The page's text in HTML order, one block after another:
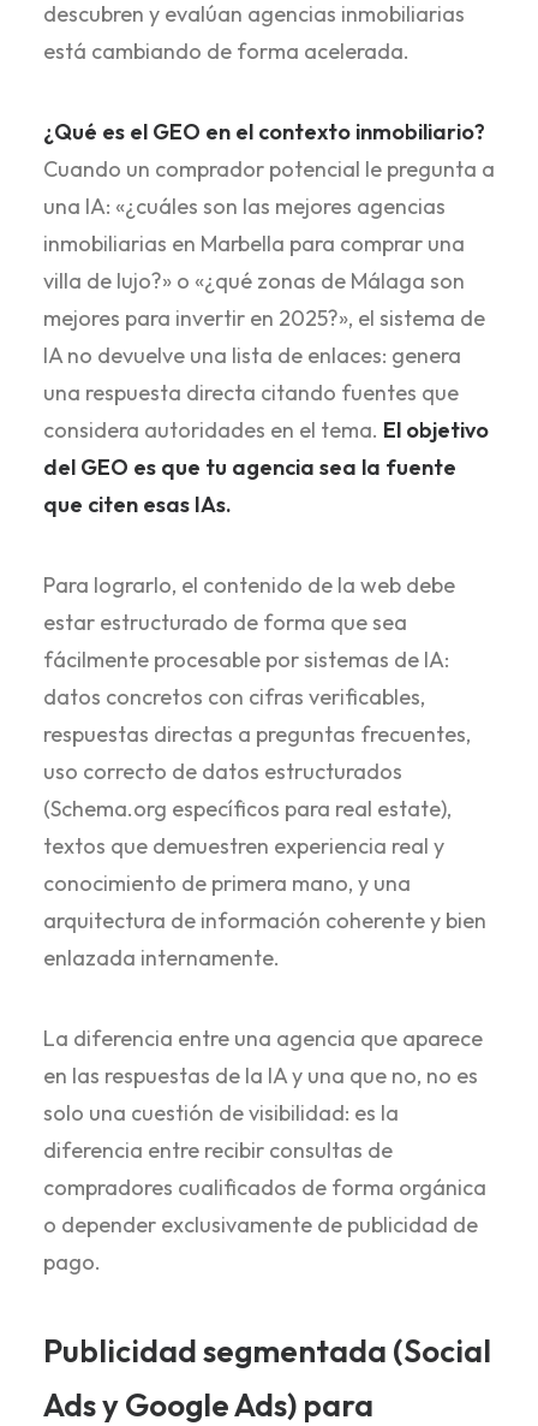
descubren y evalúan agencias inmobiliarias
está cambiando de forma acelerada.
¿Qué es el GEO en el contexto inmobiliario?
Cuando un comprador potencial le pregunta a
una IA: «¿cuáles son las mejores agencias
inmobiliarias en Marbella para comprar una
villa de lujo?» o «¿qué zonas de Málaga son
mejores para invertir en 2025?», el sistema de
IA no devuelve una lista de enlaces: genera
una respuesta directa citando fuentes que
considera autoridades en el tema. El objetivo
del GEO es que tu agencia sea la fuente
que citen esas IAs.
Para lograrlo, el contenido de la web debe
estar estructurado de forma que sea
fácilmente procesable por sistemas de IA:
datos concretos con cifras verificables,
respuestas directas a preguntas frecuentes,
uso correcto de datos estructurados
(Schema.org específicos para real estate),
textos que demuestren experiencia real y
conocimiento de primera mano, y una
arquitectura de información coherente y bien
enlazada internamente.
La diferencia entre una agencia que aparece
en las respuestas de la IA y una que no, no es
solo una cuestión de visibilidad: es la
diferencia entre recibir consultas de
compradores cualificados de forma orgánica
o depender exclusivamente de publicidad de
pago.
Publicidad segmentada (Social
Ads y Google Ads) para